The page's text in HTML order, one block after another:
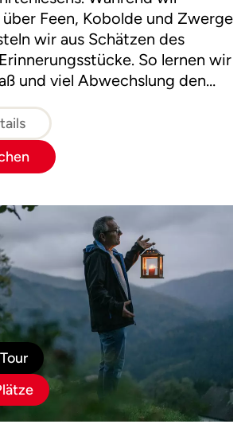
Feen, Kobolde und Zwerge
wir aus Schätzen des
So lernen wir
und viel Abwechslung den